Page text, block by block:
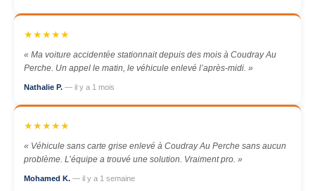
★★★★★
« Ma voiture accidentée stationnait depuis des mois à Coudray Au
Perche. Un appel le matin, le véhicule enlevé l’après-midi. »
Nathalie P. — il y a 1 mois
★★★★★
« Véhicule sans carte grise enlevé à Coudray Au Perche sans aucun
problème. L’équipe a trouvé une solution. Vraiment pro. »
Mohamed K. — il y a 1 semaine